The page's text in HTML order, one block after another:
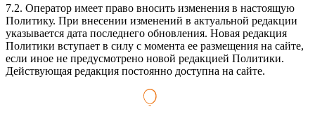
7.2. Оператор имеет право вносить изменения в настоящую
Политику. При внесении изменений в актуальной редакции
указывается дата последнего обновления. Новая редакция
Политики вступает в силу с момента ее размещения на сайте,
если иное не предусмотрено новой редакцией Политики.
Действующая редакция постоянно доступна на сайте.